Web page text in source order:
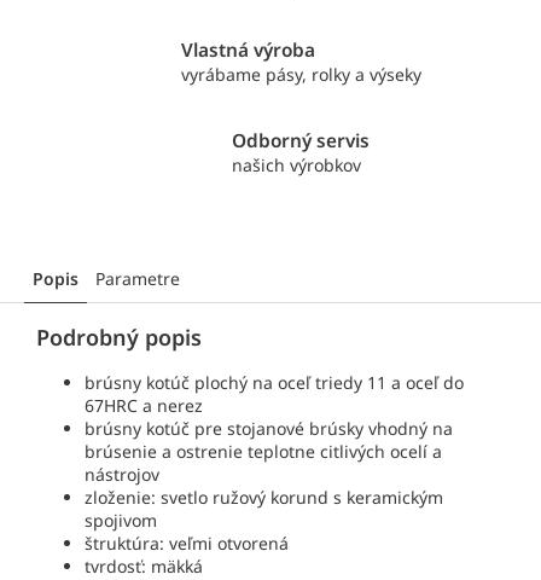
Vlastná výroba
vyrábame pásy, rolky a výseky
Odborný servis
našich výrobkov
Popis Parametre
Podrobný popis
brúsny kotúč plochý na oceľ triedy 11 a oceľ do
67HRC a nerez
brúsny kotúč pre stojanové brúsky vhodný na
brúsenie a ostrenie teplotne citlivých ocelí a
nástrojov
zloženie: svetlo ružový korund s keramickým
spojivom
štruktúra: veľmi otvorená
tvrdosť: mäkká